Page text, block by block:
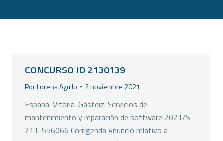
CONCURSO ID 2130139
PorLorena Agullo 2 noviembre 2021
España-Vitoria-Gasteiz: Servicios de
mantenimiento y reparación de software 2021/S
211-556066 Corrigenda Anuncio relativo a